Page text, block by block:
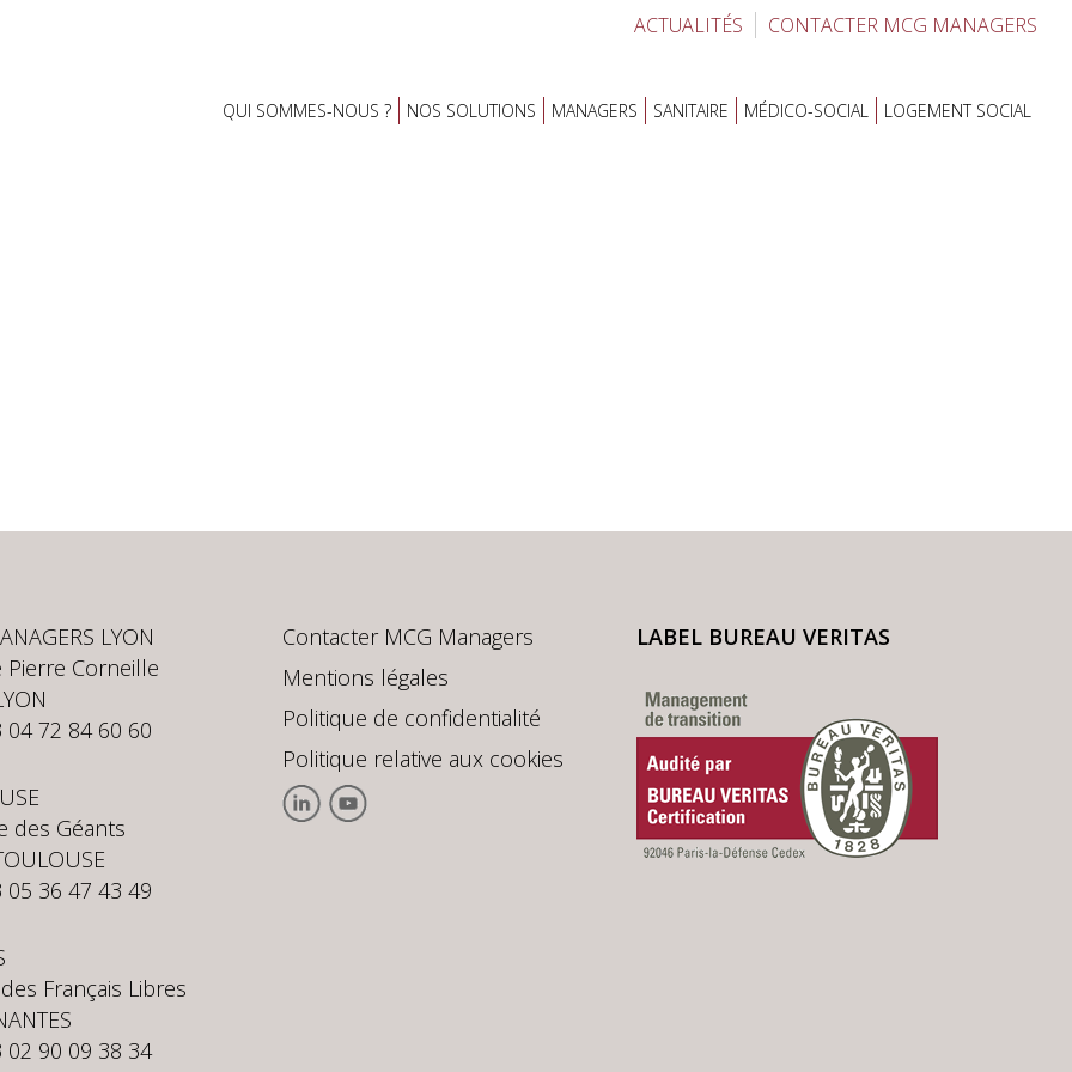
ACTUALITÉS CONTACTER MCG MANAGERS
QUI SOMMES-NOUS ? NOS SOLUTIONS MANAGERS SANITAIRE MÉDICO-SOCIAL LOGEMENT SOCIAL
LYON
Pierre Corneille
04 72 84 60 60
des Géants
05 36 47 43 49
Français Libres
02 90 09 38 34
Contacter MCG Managers
Mentions légales
Politique de confidentialité
Politique relative aux cookies
LABEL BUREAU VERITAS